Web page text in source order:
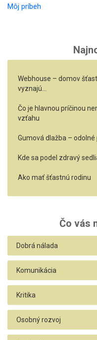
Môj príbeh
Webhouse – domov
vyznajú…
Čo je hlavnou príčinou
vzťahu
Gumová dlažba –
Kde sa podel zdravý
Ako mať šťastnú rodinu
Čo vás
Dobrá nálada
Komunikácia
Kritika
Osobný rozvoj